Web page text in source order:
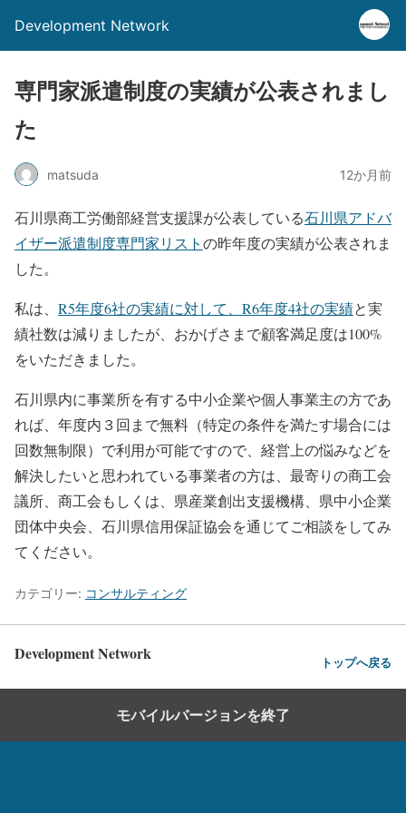
Development Network
専門家派遣制度の実績が公表されまし
た
matsuda 12か月前
石川県商工労働部経営支援課が公表している石川県アドバ
イザー派遣制度専門家リストの昨年度の実績が公表されま
した。
私は、 R5年度6社の実績に対して、R6年度4社の実績と実
績社数は減りましたが、おかげさまで顧客満足度は100%
をいただきました。
石川県内に事業所を有する中小企業や個人事業主の方であ
れば、年度内３回まで無料（特定の条件を満たす場合には
回数無制限）で利用が可能ですので、経営上の悩みなどを
解決したいと思われている事業者の方は、最寄りの商工会
議所、商工会もしくは、県産業創出支援機構、県中小企業
団体中央会、石川県信用保証協会を通じてご相談をしてみ
てください。
カテゴリー: コンサルティング
Development Network トップへ戻る
モバイルバージョンを終了